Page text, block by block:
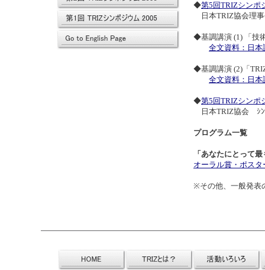
◆第5回TRIZシンポ
日本TRIZ協会理
◆基調講演 (1) 「技
全文資料：日本
◆基調講演 (2)「
全文資料：日本
◆第5回TRIZシンポ
日本TRIZ協会 ｼﾝ
プログラム一覧
「あなたにとって
オーラル賞・ポス
※その他、一般発表